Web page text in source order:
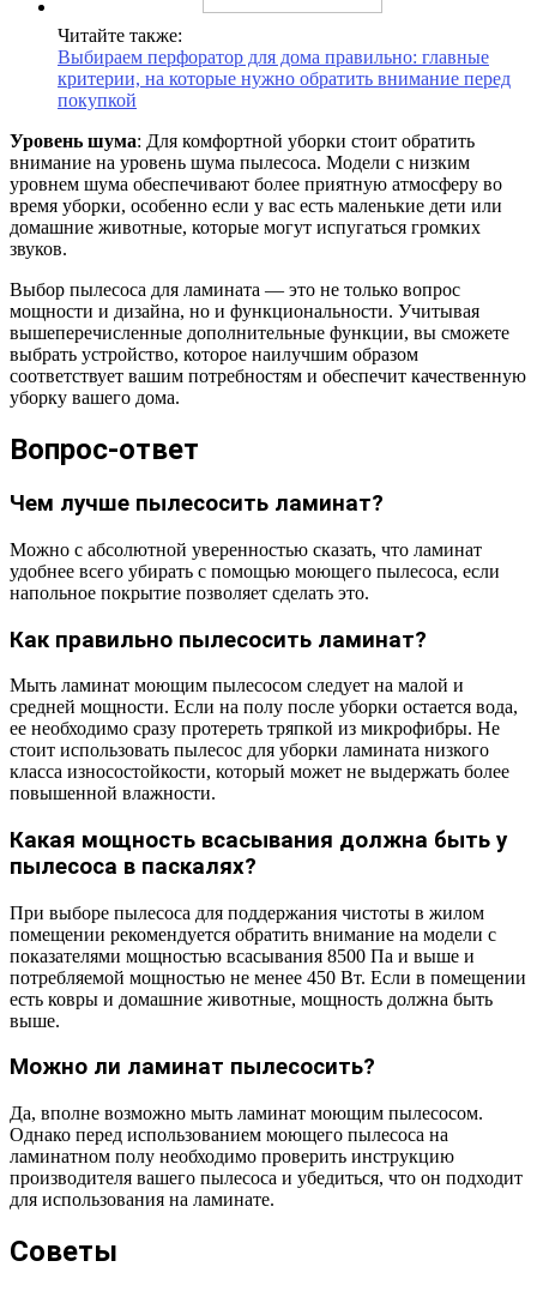
Читайте также:
Выбираем перфоратор для дома правильно: главные
критерии, на которые нужно обратить внимание перед
покупкой
Уровень шума: Для комфортной уборки стоит обратить
внимание на уровень шума пылесоса. Модели с низким
уровнем шума обеспечивают более приятную атмосферу во
время уборки, особенно если у вас есть маленькие дети или
домашние животные, которые могут испугаться громких
звуков.
Выбор пылесоса для ламината — это не только вопрос
мощности и дизайна, но и функциональности. Учитывая
вышеперечисленные дополнительные функции, вы сможете
выбрать устройство, которое наилучшим образом
соответствует вашим потребностям и обеспечит качественную
уборку вашего дома.
Вопрос-ответ
Чем лучше пылесосить ламинат?
Можно с абсолютной уверенностью сказать, что ламинат
удобнее всего убирать с помощью моющего пылесоса, если
напольное покрытие позволяет сделать это.
Как правильно пылесосить ламинат?
Мыть ламинат моющим пылесосом следует на малой и
средней мощности. Если на полу после уборки остается вода,
ее необходимо сразу протереть тряпкой из микрофибры. Не
стоит использовать пылесос для уборки ламината низкого
класса износостойкости, который может не выдержать более
повышенной влажности.
Какая мощность всасывания должна быть у
пылесоса в паскалях?
При выборе пылесоса для поддержания чистоты в жилом
помещении рекомендуется обратить внимание на модели с
показателями мощностью всасывания 8500 Па и выше и
потребляемой мощностью не менее 450 Вт. Если в помещении
есть ковры и домашние животные, мощность должна быть
выше.
Можно ли ламинат пылесосить?
Да, вполне возможно мыть ламинат моющим пылесосом.
Однако перед использованием моющего пылесоса на
ламинатном полу необходимо проверить инструкцию
производителя вашего пылесоса и убедиться, что он подходит
для использования на ламинате.
Советы